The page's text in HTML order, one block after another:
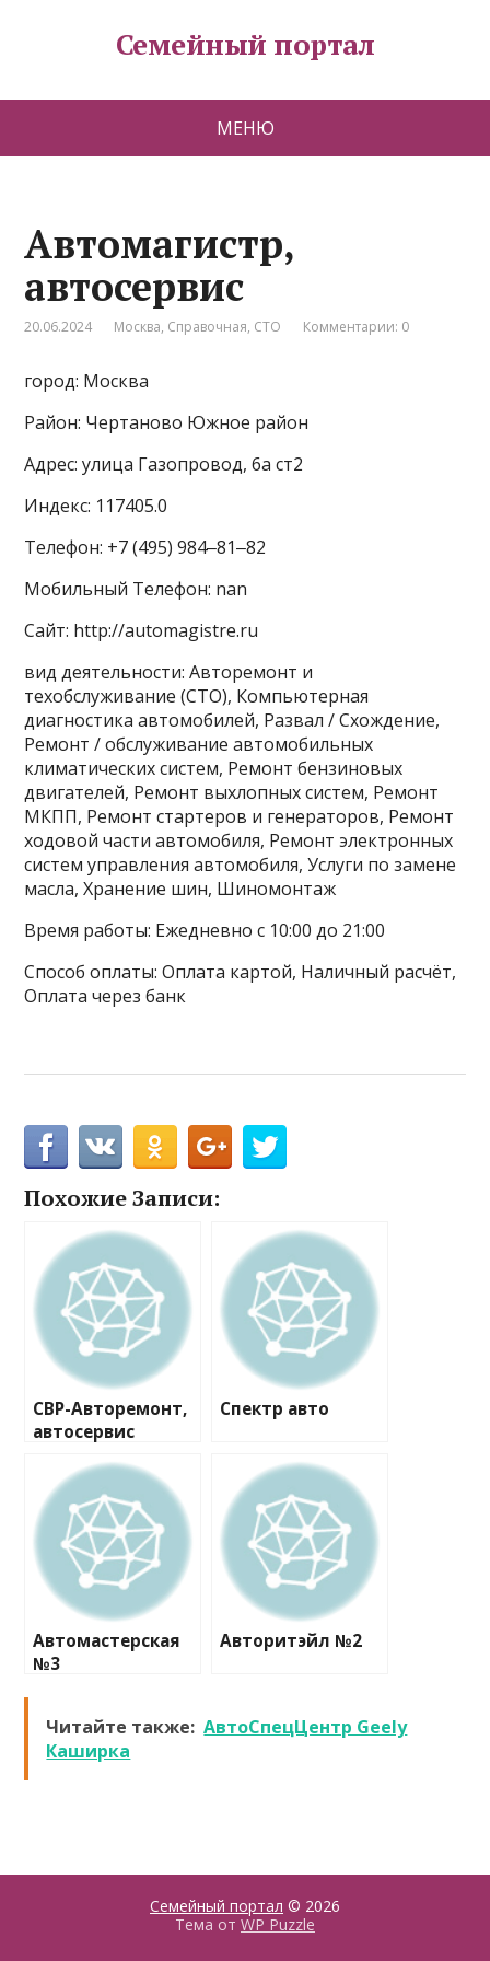
Семейный портал
МЕНЮ
Автомагистр,
автосервис
20.06.2024 Москва, Справочная, СТО Комментарии: 0
город: Москва
Район: Чертаново Южное район
Адрес: улица Газопровод, 6а ст2
Индекс: 117405.0
Телефон: +7 (495) 984‒81‒82
Мобильный Телефон: nan
Сайт: http://automagistre.ru
вид деятельности: Авторемонт и
техобслуживание (СТО), Компьютерная
диагностика автомобилей, Развал / Схождение,
Ремонт / обслуживание автомобильных
климатических систем, Ремонт бензиновых
двигателей, Ремонт выхлопных систем, Ремонт
МКПП, Ремонт стартеров и генераторов, Ремонт
ходовой части автомобиля, Ремонт электронных
систем управления автомобиля, Услуги по замене
масла, Хранение шин, Шиномонтаж
Время работы: Ежедневно с 10:00 до 21:00
Способ оплаты: Оплата картой, Наличный расчёт,
Оплата через банк
Похожие Записи:
СВР-Авторемонт,
автосервис
Спектр авто
Автомастерская
№3
Авторитэйл №2
Читайте также: АвтоСпецЦентр Geely
Каширка
Семейный портал © 2026
Тема от WP Puzzle